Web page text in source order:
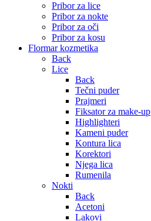
Pribor za lice
Pribor za nokte
Pribor za oči
Pribor za kosu
Flormar kozmetika
Back
Lice
Back
Tečni puder
Prajmeri
Fiksator za make-up
Highlighteri
Kameni puder
Kontura lica
Korektori
Njega lica
Rumenila
Nokti
Back
Acetoni
Lakovi